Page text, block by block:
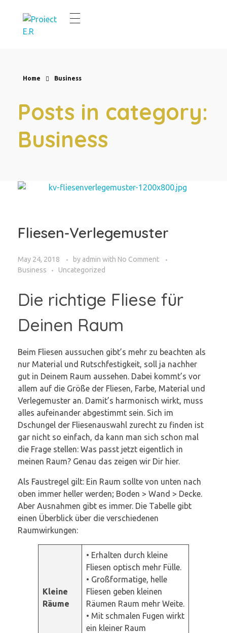
Home Business
Posts in category:
Business
Fliesen-Verlegemuster
May 24, 2018 by admin with No Comment
Business
Uncategorized
Die richtige Fliese für
Deinen Raum
Beim Fliesen aussuchen gibt’s mehr zu beachten als
nur Material und Rutschfestigkeit, soll ja nachher
gut in Deinem Raum aussehen. Dabei kommt’s vor
allem auf die Größe der Fliesen, Farbe, Material und
Verlegemuster an. Damit’s harmonisch wirkt, muss
alles aufeinander abgestimmt sein. Sich im
Dschungel der Fliesenauswahl zurecht zu finden ist
gar nicht so einfach, da kann man sich schon mal
die Frage stellen: Was passt jetzt eigentlich in
meinen Raum? Genau das zeigen wir Dir hier.
Als Faustregel gilt: Ein Raum sollte von unten nach
oben immer heller werden; Boden > Wand > Decke.
Aber Ausnahmen gibt es immer. Die Tabelle gibt
einen Überblick über die verschiedenen
Raumwirkungen:
Kleine
Räume
• Erhalten durch kleine
Fliesen optisch mehr Fülle.
• Großformatige, helle
Fliesen geben kleinen
Räumen Raum mehr Weite.
• Mit schmalen Fugen wirkt
ein kleiner Raum